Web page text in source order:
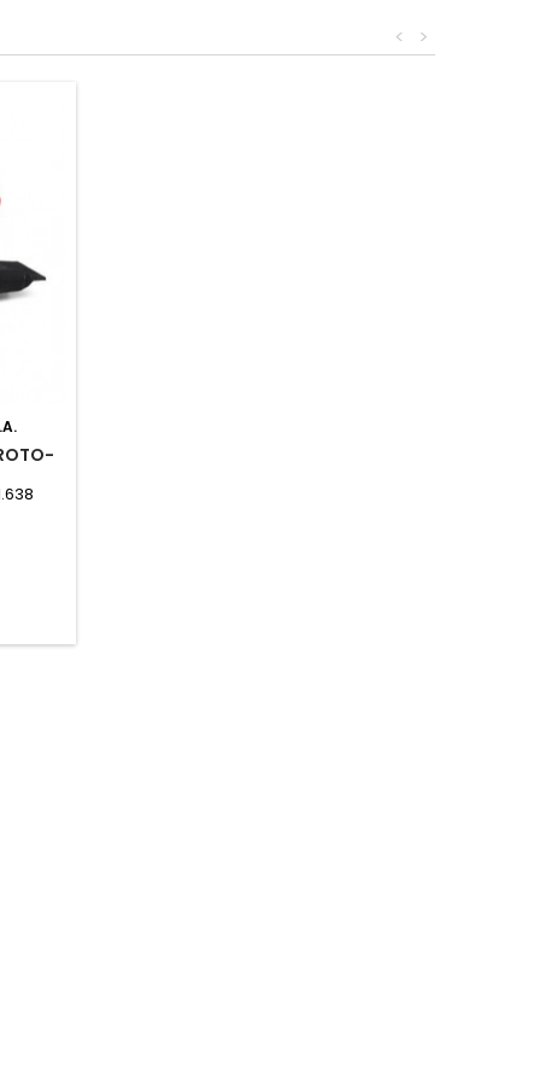
>
<